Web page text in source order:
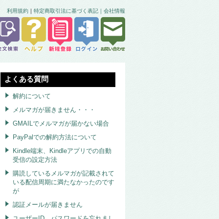
利用規約 ｜ 特定商取引法に基づく表記｜ 会社情報
よくある質問
解約について
メルマガが届きません・・・
GMAILでメルマガが届かない場合
PayPalでの解約方法について
Kindle端末、Kindleアプリでの自動
受信の設定方法
購読しているメルマガが記載されて
いる配信周期に満たなかったのです
が
認証メールが届きません